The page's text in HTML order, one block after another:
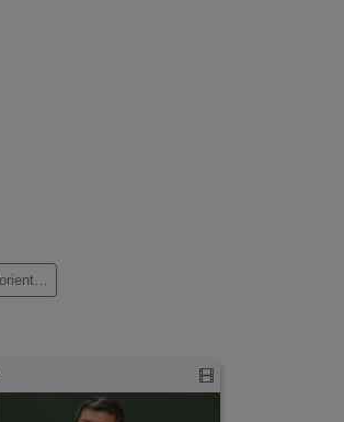
Le podcast du service d'orientation et d'insertion professionnelle de l'université Stendhal (10)